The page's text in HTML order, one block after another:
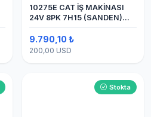
10275E CAT İŞ MAKİNASI
24V 8PK 7H15 (SANDEN)
BLOK SAPLAMALI KLİMA
KOMPRESÖRÜ
9.790,10 ₺
200,00 USD
Stokta